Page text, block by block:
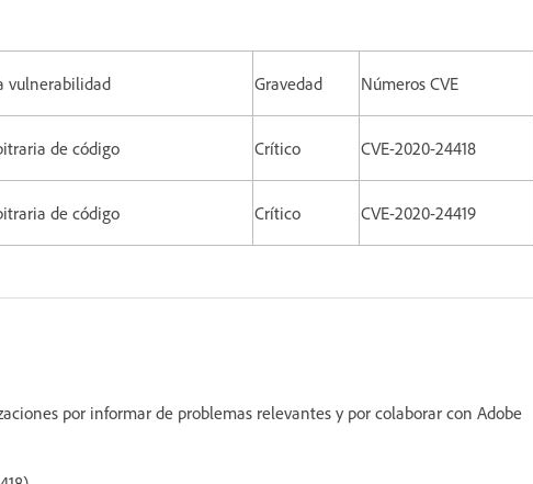
vulnerabilidad Gravedad Números CVE
de código Crítico CVE-2020-24418
de código Crítico CVE-2020-24419
por informar de problemas relevantes y por colaborar con Adobe